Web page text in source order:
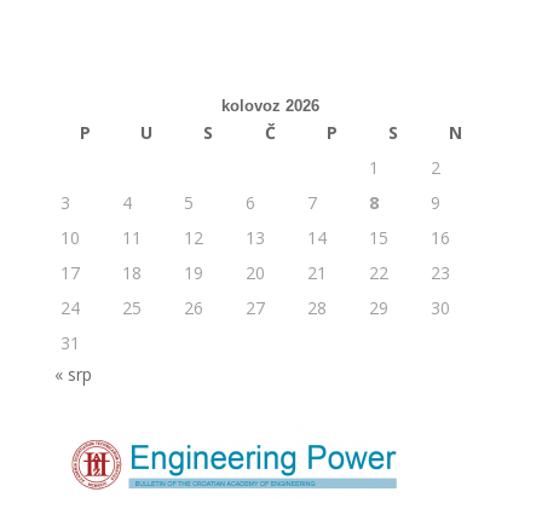
kolovoz 2026
P U S Č P S
N
1
2
3
4 5 6 7 8
9
10
11 12 13 14 15
16
17
18 19 20 21 22
23
24
25 26 27 28 29
30
31
« srp